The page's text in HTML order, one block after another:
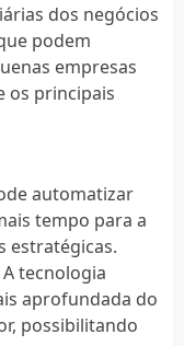
dos negócios
podem
empresas
os principais
automatizar
tempo para a
estratégicas.
A tecnologia
aprofundada do
possibilitando